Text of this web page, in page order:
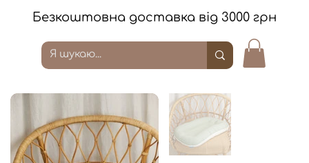
Безкоштовна доставка від 3000 грн